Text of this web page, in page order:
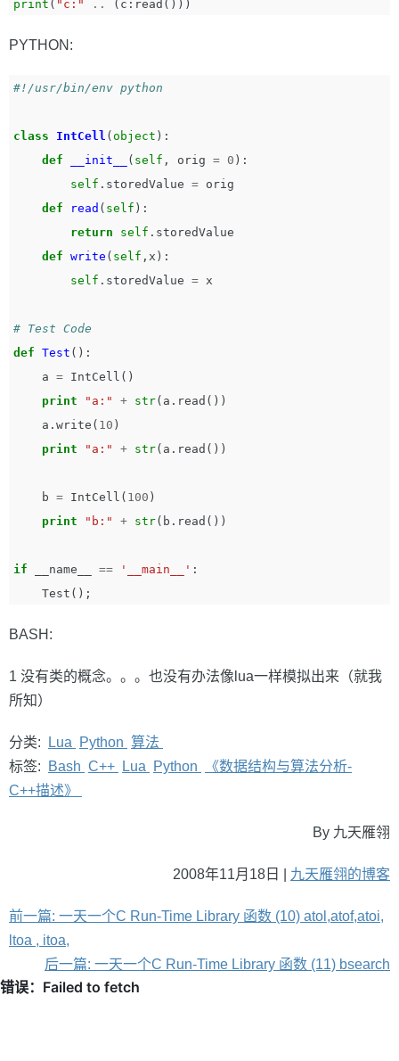
print ( "c:" .. ( c : read ()))
PYTHON:
class IntCell ( object ):
def
__init__ ( self , orig = 0 ):
self . storedValue = orig
def
read ( self ):
return
self . storedValue
def write ( self , x ):
self . storedValue = x
def Test ():
a = IntCell ()
print
"a:" + str( a . read ())
a . write ( 10 )
print
"a:" + str( a . read ())
b = IntCell ( 100 )
print
"b:" + str( b . read ())
if __name__ == '__main__' :
Test ();
BASH:
1 没有类的概念。。。也没有办法像lua一样模拟出来（就我
所知）
分类: Lua Python 算法
标签:
Bash C++ Lua Python
《数据结构与算法分析-
C++描述》
By 九天雁翎
2008年11月18日 | 九天雁翎的博客
前一篇: 一天一个C Run-Time Library 函数 (10) atol,atof,atoi,
ltoa , itoa,
后一篇: 一天一个C Run-Time Library 函数 (11) bsearch